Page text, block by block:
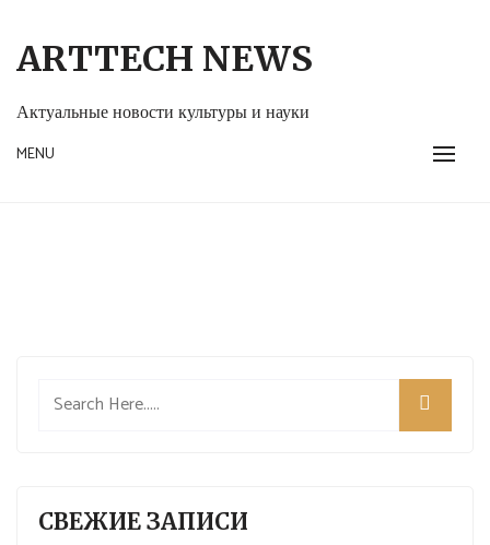
content
ARTTECH NEWS
Актуальные новости культуры и науки
MENU
СВЕЖИЕ ЗАПИСИ